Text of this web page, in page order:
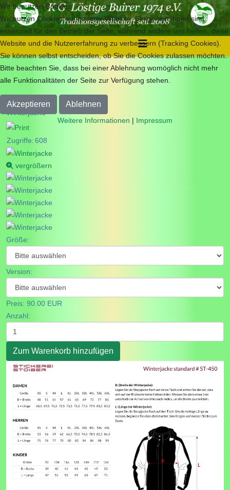
Winterjacke
Zugriffe:608
vergrößern
Größe:
Version:
Preis: 90.00 EUR
Anzahl:
Wir benutzen Cookies
Wir nutzen Cookies auf unserer Website. Einige von ihnen sind
essenziell für den Betrieb der Seite, während andere uns helfen, diese
Website und die Nutzererfahrung zu verbessern (Tracking Cookies).
Sie können selbst entscheiden, ob Sie die Cookies zulassen möchten.
Bitte beachten Sie, dass bei einer Ablehnung womöglich nicht mehr
alle Funktionalitäten der Seite zur Verfügung stehen.
Akzeptieren Ablehnen
Weitere Informationen | Impressum